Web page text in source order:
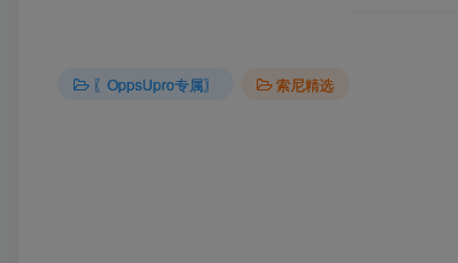
〖OppsUpro专属〗 索尼精选